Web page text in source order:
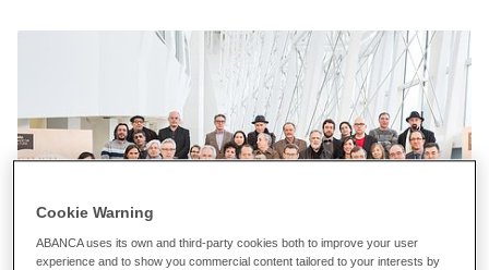
Cookie Warning
ABANCA uses its own and third-party cookies both to improve your user
experience and to show you commercial content tailored to your interests by